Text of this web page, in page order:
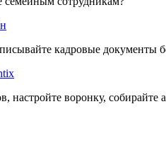
кадровые документы
настройте воронку, собирайте